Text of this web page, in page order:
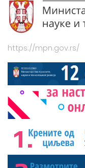
https://mpn.gov.rs/